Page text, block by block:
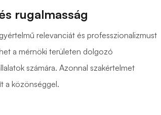
rugalmasság
relevanciát és professzionalizmust
a mérnöki területen dolgozó
számára. Azonnal szakértelmet
a közönséggel.